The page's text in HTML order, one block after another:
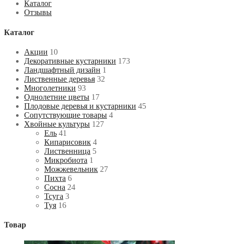
Каталог
Отзывы
Каталог
Акции 10
Декоративные кустарники 173
Ландшафтный дизайн 1
Лиственные деревья 32
Многолетники 93
Однолетние цветы 17
Плодовые деревья и кустарники 45
Сопутствующие товары 4
Хвойные культуры 127
Ель 41
Кипарисовик 4
Лиственница 5
Микробиота 1
Можжевельник 27
Пихта 6
Сосна 24
Тсуга 3
Туя 16
Товар